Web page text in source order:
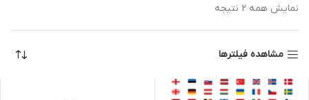
نمایش همه 2 نتیجه
مشاهده فیلترها